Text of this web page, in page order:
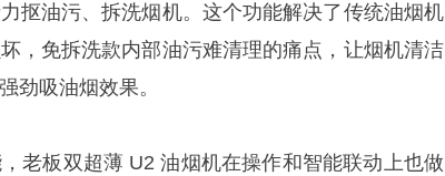
抠油污、拆洗烟机。这个功能解决了传统油烟机
，免拆洗款内部油污难清理的痛点，让烟机清洁
劲吸油烟效果。
板双超薄 U2 油烟机在操作和智能联动上也做